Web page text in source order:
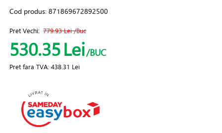
Cod produs:871869672892500
Pret Vechi: 779.93 Lei/Buc
530.35Lei/BUC
Pret fara TVA:438.31 Lei